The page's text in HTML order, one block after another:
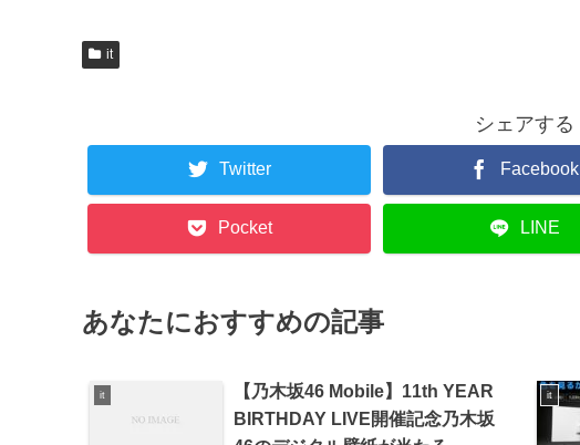
it
シェアする
Twitter Facebook
Pocket LINE
あなたにおすすめの記事
it
【乃木坂46 Mobile】11th YEAR
BIRTHDAY LIVE開催記念乃木坂
it